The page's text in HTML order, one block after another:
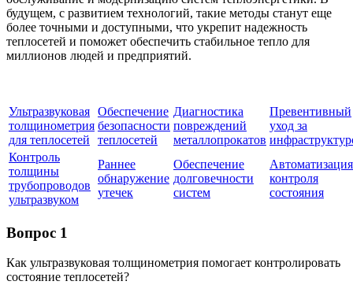
будущем, с развитием технологий, такие методы станут еще
более точными и доступными, что укрепит надежность
теплосетей и поможет обеспечить стабильное тепло для
миллионов людей и предприятий.
Ультразвуковая
толщинометрия
для теплосетей
Обеспечение
безопасности
теплосетей
Диагностика
повреждений
металлопрокатов
Превентивный
уход за
Контроль
толщины
трубопроводов
ультразвуком
Раннее
обнаружение
утечек
Обеспечение
долговечности
систем
Автоматизация
контроля
состояния
Вопрос 1
Как ультразвуковая толщинометрия помогает контролировать
состояние теплосетей?